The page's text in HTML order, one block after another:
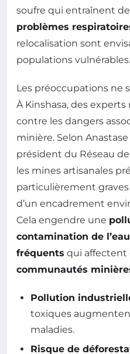
soufre qui entraînent
problèmes
relocalisation sont
populations vulnérables.
Les préoccupations ne
À Kinshasa, des
contre les dangers
minière. Selon
président du Réseau
les mines artisanales
particulièrement graves
d’un encadrement
Cela engendre une
contamination de l’eau
fréquents qui affectent
communautés
Pollution
toxiques
maladies.
Risque de